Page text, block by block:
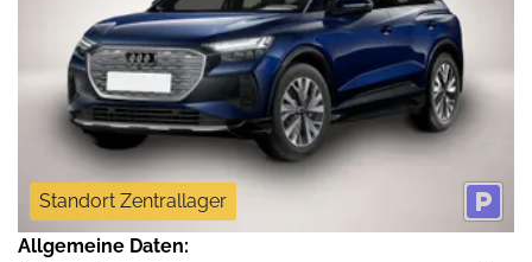
Standort Zentrallager
Allgemeine Daten: